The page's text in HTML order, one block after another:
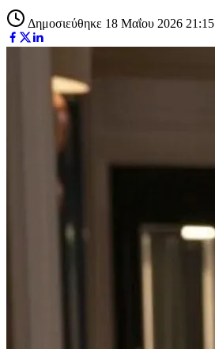
Δημοσιεύθηκε 18 Μαΐου 2026 21:15